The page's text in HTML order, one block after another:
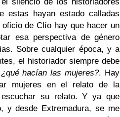
estas hayan estado calladas
oficio de Clío hay que hacer un
esa perspectiva de género
Sobre cualquier época, y a
el historiador siempre debe
hacían las mujeres?. Hay
mujeres en el relato de la
escuchar su relato.Y ya que
y desde Extremadura, se me